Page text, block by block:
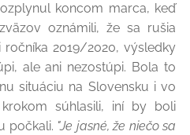
koncom marca, keď
oznámili, že sa rušia
2019/2020, výsledky
ale ani nezostúpi. Bola to
situáciu na Slovensku i vo
súhlasili, iní by boli
počkali. "Je jasné, že niečo sa